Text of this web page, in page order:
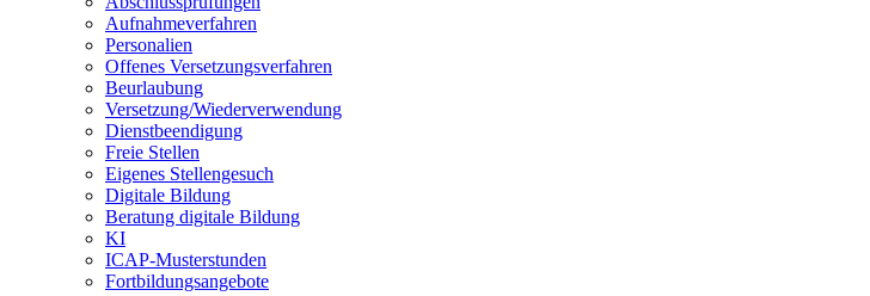
Aufnahmeverfahren
Personalien
Offenes Versetzungsverfahren
Beurlaubung
Versetzung/Wiederverwendung
Dienstbeendigung
Freie Stellen
Eigenes Stellengesuch
Digitale Bildung
Beratung digitale Bildung
KI
ICAP-Musterstunden
Fortbildungsangebote